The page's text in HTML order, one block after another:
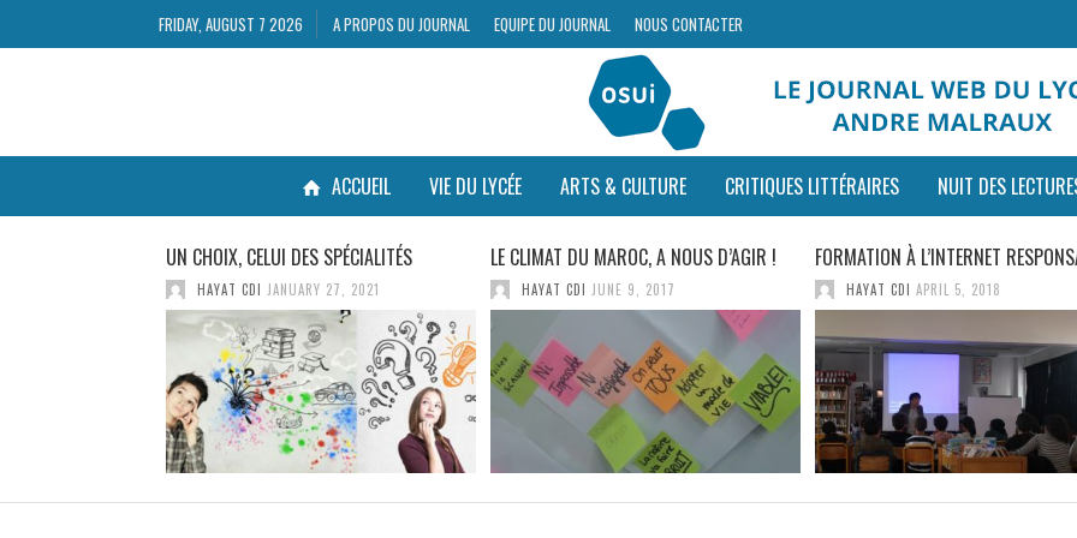
FRIDAY, AUGUST 7 2026 A PROPOS DU JOURNAL EQUIPE DU JOURNAL NOUS CONTACTER
ACCUEIL VIE DU LYCÉE ARTS & CULTURE CRITIQUES LITTÉRAIRES NUIT DES
UN CHOIX, CELUI DES SPÉCIALITÉS
HAYAT CDI JANUARY 27, 2021
LE CLIMAT DU MAROC, A NOUS D’AGIR !
HAYAT CDI JUNE 9, 2017
FORMATION À L’INTERNET
HAYAT CDI APRIL 5, 2018